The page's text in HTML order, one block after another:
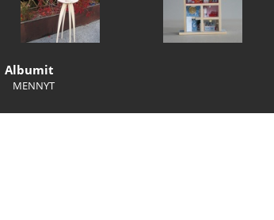
Albumit
MENNYT